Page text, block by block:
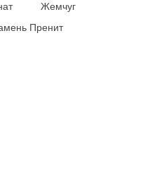
Жемчуг
Пренит